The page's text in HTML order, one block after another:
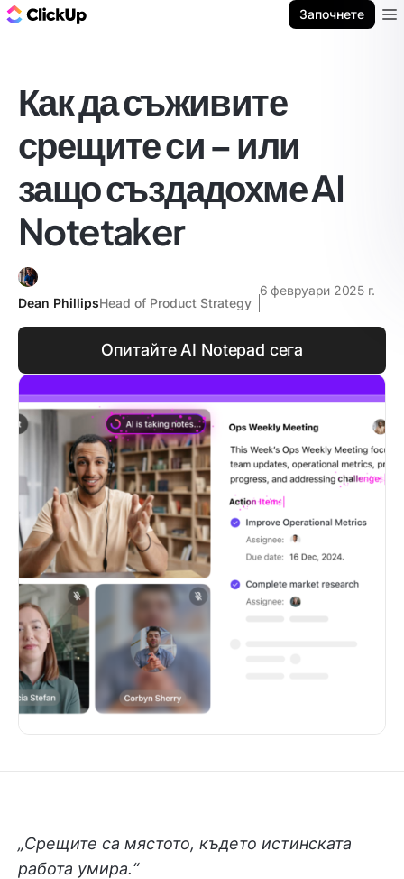
Започнете
Как да съживите
срещите си – или
защо създадохме AI
Notetaker
Dean PhillipsHead of Product Strategy
6 февруари 2025 г.
Опитайте AI Notepad сега
„Срещите са мястото, където истинската
работа умира.“